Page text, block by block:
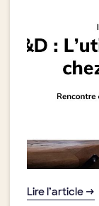
Lire l’article →